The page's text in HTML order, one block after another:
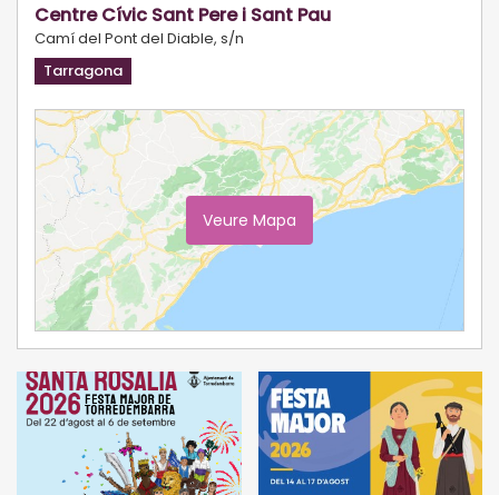
Centre Cívic Sant Pere i Sant Pau
Camí del Pont del Diable, s/n
Tarragona
Veure Mapa